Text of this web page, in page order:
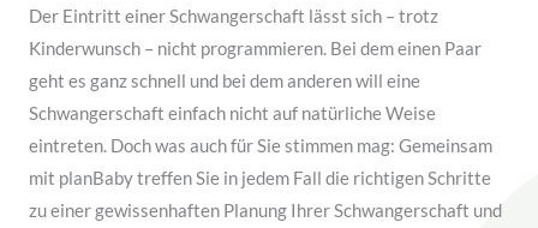
Der Eintritt einer Schwangerschaft lässt sich – trotz
Kinderwunsch – nicht programmieren. Bei dem einen Paar
geht es ganz schnell und bei dem anderen will eine
Schwangerschaft einfach nicht auf natürliche Weise
eintreten. Doch was auch für Sie stimmen mag: Gemeinsam
mit planBaby treffen Sie in jedem Fall die richtigen Schritte
zu einer gewissenhaften Planung Ihrer Schwangerschaft und